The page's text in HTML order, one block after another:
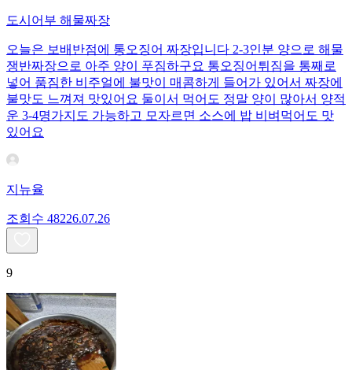
도시어부 해물짜장
오늘은 보배반점에 통오징어 짜장입니다 2-3인분 양으로 해물
쟁반짜장으로 아주 양이 푸짐하구요 통오징어튀짐을 통째로
넣어 품짐한 비주얼에 불맛이 매콤하게 들어가 있어서 짜장에
불맛도 느껴져 맛있어요 둘이서 먹어도 정말 양이 많아서 양적
운 3-4명가지도 가능하고 모자르면 소스에 밥 비벼먹어도 맛
있어요
지뉴율
조회수 48226.07.26
9